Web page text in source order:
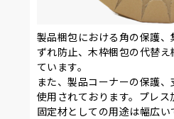
製品梱包における角の保護、
ずれ防止、木枠梱包の代替
ています。
また、製品コーナーの保護、
使用されております。プレス
固定材としての用途は幅広い